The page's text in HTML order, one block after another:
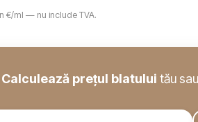
€/ml — nu include TVA.
Calculează prețul blatului tău sau